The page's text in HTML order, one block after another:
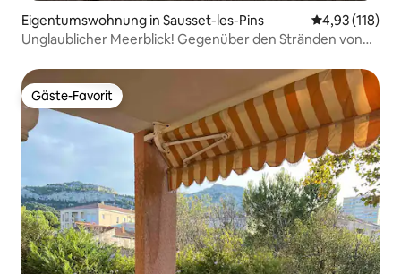
Eigentumswohnung in Sausset-les-Pins
4,93 (118)
Unglaublicher Meerblick! Gegenüber den Stränden von
Gäste-Favorit
Gäste-Favorit